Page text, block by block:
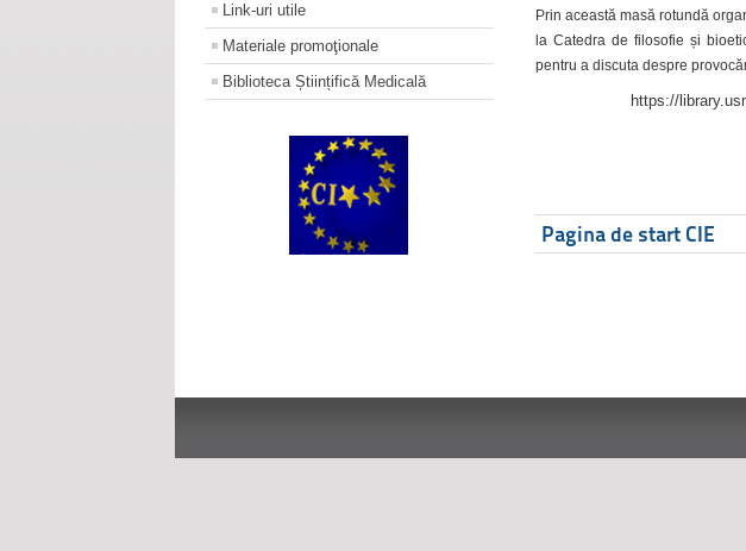
Link-uri utile
Materiale promoţionale
Biblioteca Științifică Medicală
Prin această masă rotundă
la Catedra de filosofie și
pentru a discuta despre
https://
Pagina de start CIE